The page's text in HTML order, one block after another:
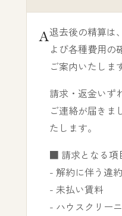
退去後の精算は
よび各種費用の
ご案内いたしま
請求・返金いず
ご連絡が届きま
たします。
■ 請求となる項
- 解約に伴う違
- 未払い賃料
- ハウスクリー